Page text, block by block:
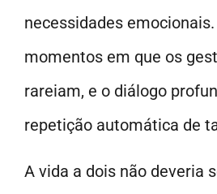
necessidades
momentos em que os
rareiam, e o diálogo
repetição automática de
A vida a dois não deveria